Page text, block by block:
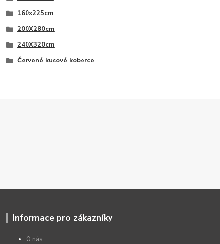
160x225cm
200X280cm
240X320cm
Červené kusové koberce
Informace pro zákazníky
O nás